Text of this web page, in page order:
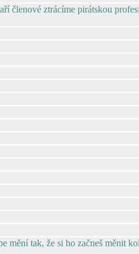
členové ztrácíme pirátskou
tak, že si ho začneš měnit